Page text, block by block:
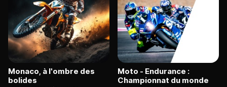
Monaco, à l'ombre des
bolides
Moto - Endurance :
Championnat du monde